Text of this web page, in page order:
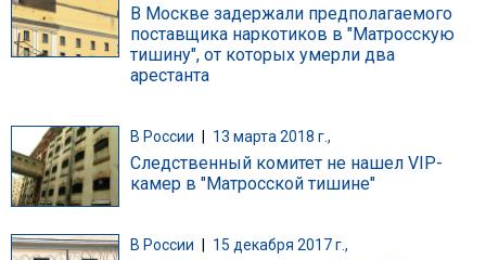
В Москве задержали предполагаемого
поставщика наркотиков в "Матросскую
тишину", от которых умерли два
арестанта
В России 13 марта 2018 г.,
Следственный комитет не нашел VIP-
камер в "Матросской тишине"
В России 15 декабря 2017 г.,